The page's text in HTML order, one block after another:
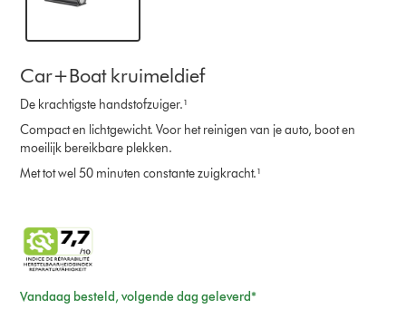
Car+Boat kruimeldief
De krachtigste handstofzuiger.¹
Compact en lichtgewicht. Voor het reinigen van je auto, boot en
moeilijk bereikbare plekken.
Met tot wel 50 minuten constante zuigkracht.¹
Vandaag besteld, volgende dag geleverd*